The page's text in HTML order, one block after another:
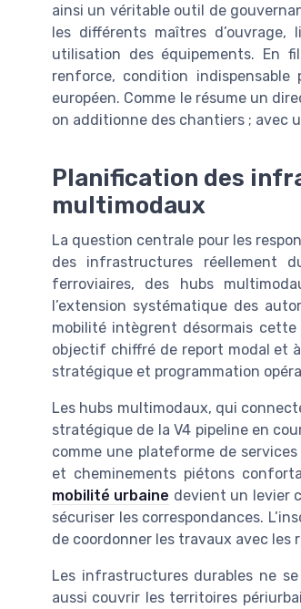
ainsi un véritable outil de
les différents maîtres
utilisation des équipements. En
renforce, condition
européen. Comme le résume un
on additionne des chantiers ; avec
Planification des
multimodaux
La question centrale pour les
des infrastructures réellement
ferroviaires, des hubs
l’extension systématique des
mobilité intègrent désormais
objectif chiffré de report modal et
stratégique et programmation
Les hubs multimodaux, qui
stratégique de la V4 pipeline en
comme une plateforme de
et cheminements piétons
mobilité urbaine devient un levier
sécuriser les correspondances.
de coordonner les travaux avec les
Les infrastructures durables ne
aussi couvrir les territoires